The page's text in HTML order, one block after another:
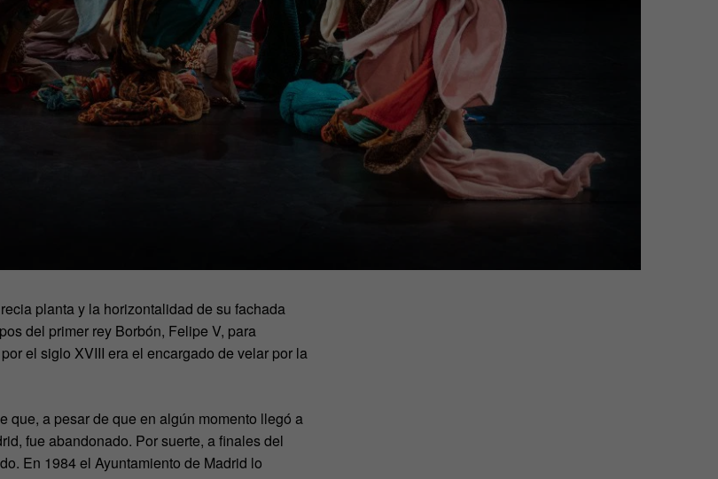
planta y la horizontalidad de su fachada
del primer rey Borbón, Felipe V, para
el siglo XVIII era el encargado de velar por la
que, a pesar de que en algún momento llegó a
fue abandonado. Por suerte, a finales del
En 1984 el Ayuntamiento de Madrid lo